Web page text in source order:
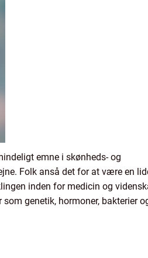
emne i skønheds- og
Folk anså det for at være en
inden for medicin og
genetik, hormoner, bakterier